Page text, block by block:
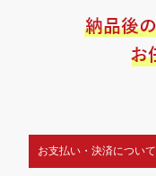
お支払い・決済について